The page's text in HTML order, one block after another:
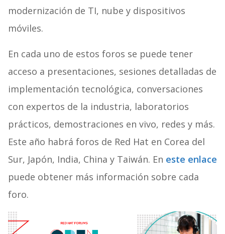
modernización de TI, nube y dispositivos
móviles.
En cada uno de estos foros se puede tener
acceso a presentaciones, sesiones detalladas de
implementación tecnológica, conversaciones
con expertos de la industria, laboratorios
prácticos, demostraciones en vivo, redes y más.
Este año habrá foros de Red Hat en Corea del
Sur, Japón, India, China y Taiwán. En este enlace
puede obtener más información sobre cada
foro.